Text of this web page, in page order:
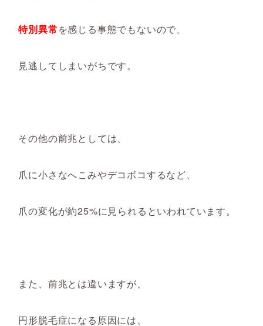
特別異常を感じる事態でもないので、
見逃してしまいがちです。
その他の前兆としては、
爪に小さなへこみやデコボコするなど、
爪の変化が約25%に見られるといわれています。
また、前兆とは違いますが、
円形脱毛症になる原因には、